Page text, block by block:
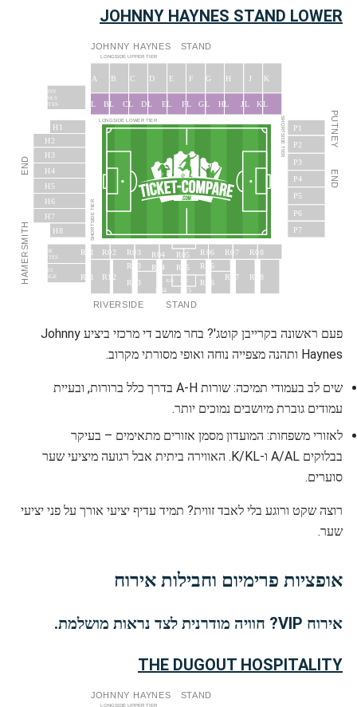
JOHNNY HAYNES STAND LOWER
JOHNNY HAYNES STAND
RIVERSIDE STAND
HAMERSMITH
END
PUTNEY
END
LONGSIDE UPPER TIER
SHORTSIDE TIER
LONGSIDE LOWER TIER SHORTSIDE TIER
H2
H3
H4
H5
H6
H7
H8
H1
P7
P6
P5
P3
P2
P1
P4
R01 R02 R03 R04 R05 R06 R07 R08
R11 R12
R13 R14 R15 R16
R17 R18
R23 R24 R25 R26
R34 R35
THAMESIDE
SUITES
SPONSORS’
LOUNGE
JOHNNY
HAYNES
SUITES
KL
JL
HL
GL
FL
EL
DL
CL
BL
AL
A B C D E F G H J K
פעם ראשונה בקרייבן קוטג'? בחר מושב די מרכזי ביציע Johnny
Haynes ותהנה מצפייה נוחה ואופי מסורתי מקרוב.
שים לב בעמודי תמיכה: שורות A-H בדרך כלל ברורות, ובעיית
עמודים גוברת מיושבים נמוכים יותר.
לאזורי משפחות: המועדון מסמן אזורים מתאימים – בעיקר
בבלוקים A/AL ו-K/KL. האווירה ביתית אבל רגועה מיציעי שער
סוערים.
רוצה שקט ורוגע בלי לאבד זווית? תמיד עדיף יציעי אורך על פני יציעי
שער.
אופציות פרימיום וחבילות אירוח
אירוח VIP? חוויה מודרנית לצד נראות מושלמת.
THE DUGOUT HOSPITALITY
JOHNNY HAYNES STAND
LONGSIDE UPPER TIER